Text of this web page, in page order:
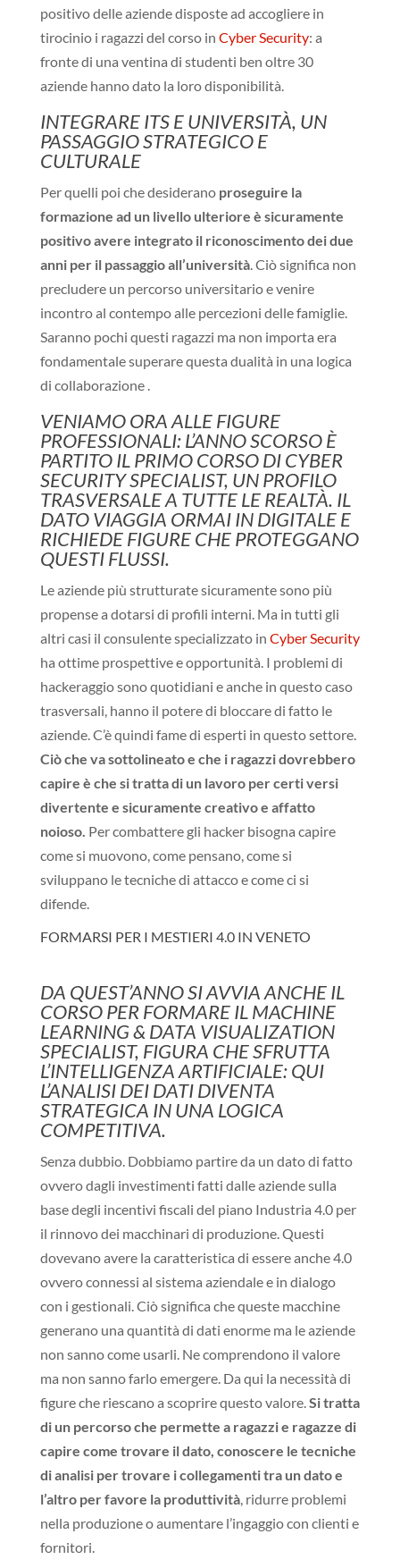
positivo delle aziende disposte ad accogliere in
tirocinio i ragazzi del corso in Cyber Security: a
fronte di una ventina di studenti ben oltre 30
aziende hanno dato la loro disponibilità.
INTEGRARE ITS E UNIVERSITÀ, UN
PASSAGGIO STRATEGICO E
CULTURALE
Per quelli poi che desiderano proseguire la
formazione ad un livello ulteriore è sicuramente
positivo avere integrato il riconoscimento dei due
anni per il passaggio all’università. Ciò significa non
precludere un percorso universitario e venire
incontro al contempo alle percezioni delle famiglie.
Saranno pochi questi ragazzi ma non importa era
fondamentale superare questa dualità in una logica
di collaborazione .
VENIAMO ORA ALLE FIGURE
PROFESSIONALI: L’ANNO SCORSO È
PARTITO IL PRIMO CORSO DI CYBER
SECURITY SPECIALIST, UN PROFILO
TRASVERSALE A TUTTE LE REALTÀ. IL
DATO VIAGGIA ORMAI IN DIGITALE E
RICHIEDE FIGURE CHE PROTEGGANO
QUESTI FLUSSI.
Le aziende più strutturate sicuramente sono più
propense a dotarsi di profili interni. Ma in tutti gli
altri casi il consulente specializzato in Cyber Security
ha ottime prospettive e opportunità. I problemi di
hackeraggio sono quotidiani e anche in questo caso
trasversali, hanno il potere di bloccare di fatto le
aziende. C’è quindi fame di esperti in questo settore.
Ciò che va sottolineato e che i ragazzi dovrebbero
capire è che si tratta di un lavoro per certi versi
divertente e sicuramente creativo e affatto
noioso. Per combattere gli hacker bisogna capire
come si muovono, come pensano, come si
sviluppano le tecniche di attacco e come ci si
difende.
FORMARSI PER I MESTIERI 4.0 IN VENETO
DA QUEST’ANNO SI AVVIA ANCHE IL
CORSO PER FORMARE IL MACHINE
LEARNING & DATA VISUALIZATION
SPECIALIST, FIGURA CHE SFRUTTA
L’INTELLIGENZA ARTIFICIALE: QUI
L’ANALISI DEI DATI DIVENTA
STRATEGICA IN UNA LOGICA
COMPETITIVA.
Senza dubbio. Dobbiamo partire da un dato di fatto
ovvero dagli investimenti fatti dalle aziende sulla
base degli incentivi fiscali del piano Industria 4.0 per
il rinnovo dei macchinari di produzione. Questi
dovevano avere la caratteristica di essere anche 4.0
ovvero connessi al sistema aziendale e in dialogo
con i gestionali. Ciò significa che queste macchine
generano una quantità di dati enorme ma le aziende
non sanno come usarli. Ne comprendono il valore
ma non sanno farlo emergere. Da qui la necessità di
figure che riescano a scoprire questo valore.Si tratta
di un percorso che permette a ragazzi e ragazze di
capire come trovare il dato, conoscere le tecniche
di analisi per trovare i collegamenti tra un dato e
l’altro per favore la produttività, ridurre problemi
nella produzione o aumentare l’ingaggio con clienti e
fornitori.